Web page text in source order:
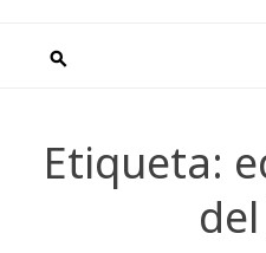
Etiqueta: